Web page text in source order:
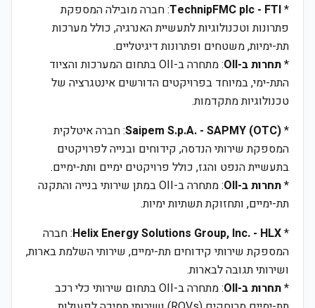
*
TechnipFMC plc - FTI: חברה מובילה המספקת
פתרונות וטכנולוגיות לתעשיית האנרגיה, כולל מערכות
תת-ימיות, משטחים ופתרונות דיגיטליים.
*תחרות ב-OII
: מתחרה ב-OII בתחום המערכות והציוד
התת-ימי, במיוחד בפרויקטים הדורשים אינטגרציה של
טכנולוגיות מתקדמות.
*
Saipem S.p.A. - SAPMY (OTC): חברה איטלקית
המספקת שירותי הנדסה, קידוחים ובנייה לפרויקטים
בתעשיית הנפט והגז, כולל פרויקטים ימיים ותת-ימיים.
*תחרות ב-OII
: מתחרה ב-OII במתן שירותי בנייה והתקנה
תת-ימיים, ותחזוקת תשתיות ימיות.
*
Helix Energy Solutions Group, Inc. - HLX: חברה
המספקת שירותי קידוחים תת-ימיים, שירותי השלמת בארות,
ושירותי תגובה לבארות.
*תחרות ב-OII
: מתחרה ב-OII בתחום שירותי כלי רכב